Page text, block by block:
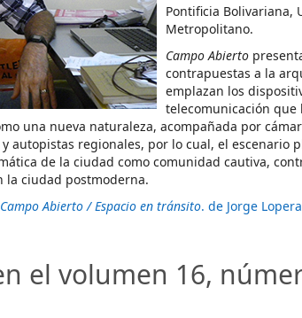
Pontificia Bolivariana,
Metropolitano.
Campo Abierto
contrapuestas a la
emplazan los
telecomunicación
una nueva naturaleza, acompañada por
autopistas regionales, por lo cual, el escenario
de la ciudad como comunidad cautiva,
la ciudad postmoderna.
Campo Abierto / Espacio en tránsito. de Jorge
el volumen 16,